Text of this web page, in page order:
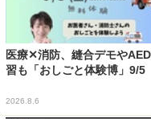
医療✕消防、縫合デモや
習も「おしごと体験博」9/5
2026.8.6